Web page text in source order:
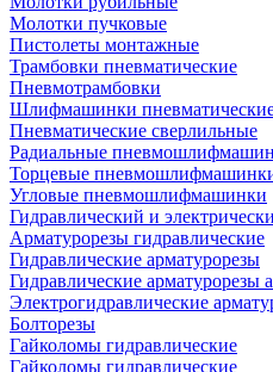
Молотки пучковые
Пистолеты монтажные
Трамбовки пневматические
Пневмотрамбовки
Шлифмашинки
Пневматические сверлильные
Радиальные
Торцевые
Угловые пневмошлифмашинки
Гидравлический и
Арматурорезы гидравлические
Гидравлические арматурорезы
Гидравлические арматурорезы
Электрогидравлические
Болторезы
Гайколомы гидравлические
Гайколомы гидравлические